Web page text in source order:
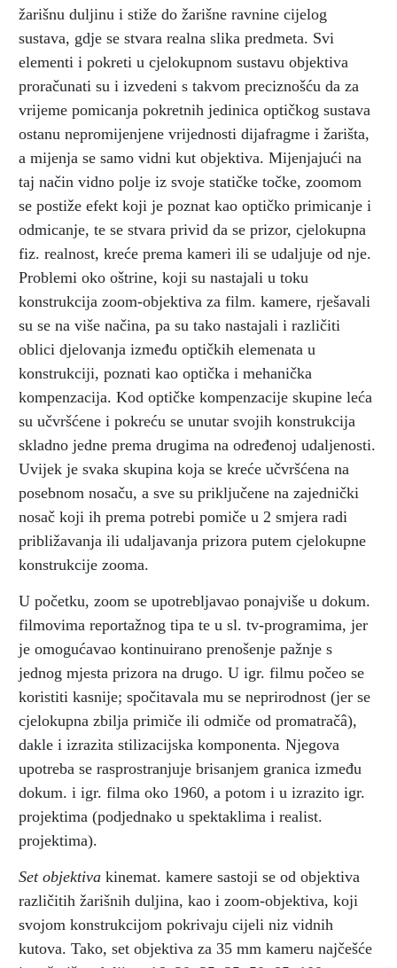
žarišnu duljinu i stiže do žarišne ravnine cijelog
sustava, gdje se stvara realna slika predmeta. Svi
elementi i pokreti u cjelokupnom sustavu objektiva
proračunati su i izvedeni s takvom preciznošću da za
vrijeme pomicanja pokretnih jedinica optičkog sustava
ostanu nepromijenjene vrijednosti dijafragme i žarišta,
a mijenja se samo vidni kut objektiva. Mijenjajući na
taj način vidno polje iz svoje statičke točke, zoomom
se postiže efekt koji je poznat kao optičko primicanje i
odmicanje, te se stvara privid da se prizor, cjelokupna
fiz. realnost, kreće prema kameri ili se udaljuje od nje.
Problemi oko oštrine, koji su nastajali u toku
konstrukcija zoom-objektiva za film. kamere, rješavali
su se na više načina, pa su tako nastajali i različiti
oblici djelovanja između optičkih elemenata u
konstrukciji, poznati kao optička i mehanička
kompenzacija. Kod optičke kompenzacije skupine leća
su učvršćene i pokreću se unutar svojih konstrukcija
skladno jedne prema drugima na određenoj udaljenosti.
Uvijek je svaka skupina koja se kreće učvršćena na
posebnom nosaču, a sve su priključene na zajednički
nosač koji ih prema potrebi pomiče u 2 smjera radi
približavanja ili udaljavanja prizora putem cjelokupne
konstrukcije zooma.
U početku, zoom se upotrebljavao ponajviše u dokum.
filmovima reportažnog tipa te u sl. tv-programima, jer
je omogućavao kontinuirano prenošenje pažnje s
jednog mjesta prizora na drugo. U igr. filmu počeo se
koristiti kasnije; spočitavala mu se neprirodnost (jer se
cjelokupna zbilja primiče ili odmiče od promatračâ),
dakle i izrazita stilizacijska komponenta. Njegova
upotreba se rasprostranjuje brisanjem granica između
dokum. i igr. filma oko 1960, a potom i u izrazito igr.
projektima (podjednako u spektaklima i realist.
projektima).
Set objektiva kinemat. kamere sastoji se od objektiva
različitih žarišnih duljina, kao i zoom-objektiva, koji
svojom konstrukcijom pokrivaju cijeli niz vidnih
kutova. Tako, set objektiva za 35 mm kameru najčešće